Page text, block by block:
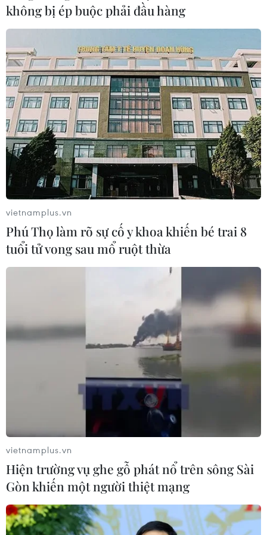
94% số ca tử vong do COVID-19 tại Hàn
Quốc là người trên 60 tuổi
14/04/2022 08:17
Cơ quan Kiểm soát và Phòng ngừa dịch bệnh Hàn
Quốc (KDCA) công bố số liệu cho thấy có 318 ca
COVID-19 không qua khỏi trong ngày 14/4, nâng tổng
số ca tử vong vì căn bệnh này trên cả nước lên 20.352
ca
không bị ép buộc phải đầu hàng
vietnamplus.vn
Phú Thọ làm rõ sự cố y khoa khiến bé trai 8
tuổi tử vong sau mổ ruột thừa
vietnamplus.vn
Hiện trường vụ ghe gỗ phát nổ trên sông Sài
Gòn khiến một người thiệt mạng